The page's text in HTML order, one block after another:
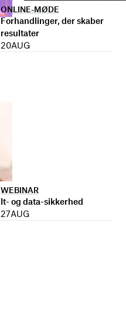
ONLINE-MØDE
Forhandlinger, der skaber
resultater
20AUG
WEBINAR
It- og data-sikkerhed
27AUG